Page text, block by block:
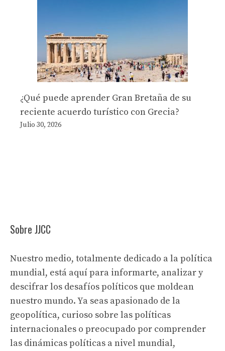
¿Qué puede aprender Gran Bretaña de su
reciente acuerdo turístico con Grecia?
Julio 30, 2026
Sobre JJCC
Nuestro medio, totalmente dedicado a la política
mundial, está aquí para informarte, analizar y
descifrar los desafíos políticos que moldean
nuestro mundo. Ya seas apasionado de la
geopolítica, curioso sobre las políticas
internacionales o preocupado por comprender
las dinámicas políticas a nivel mundial,